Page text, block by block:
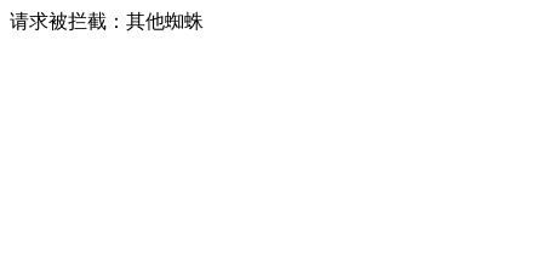
请求被拦截：其他蜘蛛